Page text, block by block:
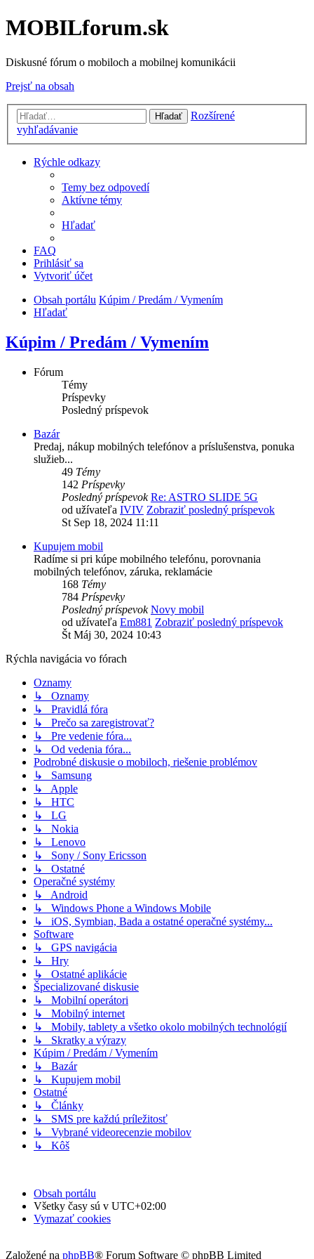
MOBILforum.sk
Diskusné fórum o mobiloch a mobilnej komunikácii
Prejsť na obsah
Hľadať
Rozšírené
vyhľadávanie
Rýchle odkazy
Temy bez odpovedí
Aktívne témy
Hľadať
FAQ
Prihlásiť sa
Vytvoriť účet
Obsah portálu Kúpim / Predám / Vymením
Hľadať
Kúpim / Predám / Vymením
Fórum
Témy
Príspevky
Posledný príspevok
Bazár
Predaj, nákup mobilných telefónov a príslušenstva, ponuka
služieb...
49 Témy
142 Príspevky
Posledný príspevok Re: ASTRO SLIDE 5G
od užívateľa IVIV Zobraziť posledný príspevok
St Sep 18, 2024 11:11
Kupujem mobil
Radíme si pri kúpe mobilného telefónu, porovnania
mobilných telefónov, záruka, reklamácie
168 Témy
784 Príspevky
Posledný príspevok Novy mobil
od užívateľa Em881 Zobraziť posledný príspevok
Št Máj 30, 2024 10:43
Rýchla navigácia vo fórach
Oznamy
↳ Oznamy
↳ Pravidlá fóra
↳ Prečo sa zaregistrovať?
↳ Pre vedenie fóra...
↳ Od vedenia fóra...
Podrobné diskusie o mobiloch, riešenie problémov
↳ Samsung
↳ Apple
↳ HTC
↳ LG
↳ Nokia
↳ Lenovo
↳ Sony / Sony Ericsson
↳ Ostatné
Operačné systémy
↳ Android
↳ Windows Phone a Windows Mobile
↳ iOS, Symbian, Bada a ostatné operačné systémy...
Software
↳ GPS navigácia
↳ Hry
↳ Ostatné aplikácie
Špecializované diskusie
↳ Mobilní operátori
↳ Mobilný internet
↳ Mobily, tablety a všetko okolo mobilných technológií
↳ Skratky a výrazy
Kúpim / Predám / Vymením
↳ Bazár
↳ Kupujem mobil
Ostatné
↳ Články
↳ SMS pre každú príležitosť
↳ Vybrané videorecenzie mobilov
↳ Kôš
Obsah portálu
Všetky časy sú v UTC+02:00
Vymazať cookies
Založené na phpBB® Forum Software © phpBB Limited